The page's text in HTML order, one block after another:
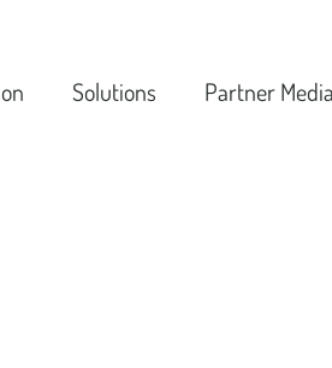
Solutions Partner Media